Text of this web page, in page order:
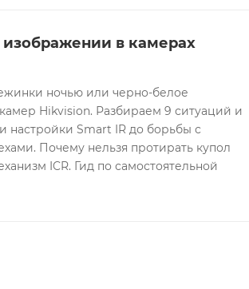
в камерах
ночью или черно-белое
Hikvision. Разбираем 9 ситуаций и
настройки Smart IR до борьбы с
Почему нельзя протирать купол
ICR. Гид по самостоятельной